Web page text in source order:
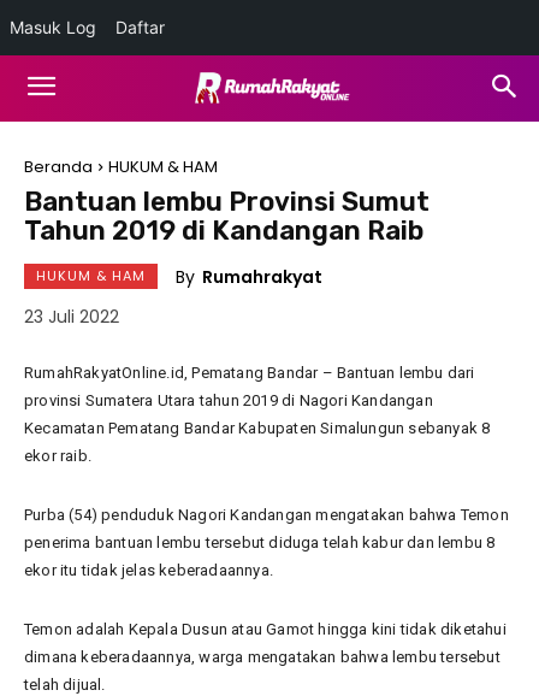
Beranda HUKUM & HAM
Bantuan lembu Provinsi Sumut
Tahun 2019 di Kandangan Raib
HUKUM & HAM By Rumahrakyat
23 Juli 2022
RumahRakyatOnline.id, Pematang Bandar – Bantuan lembu dari
provinsi Sumatera Utara tahun 2019 di Nagori Kandangan
Kecamatan Pematang Bandar Kabupaten Simalungun sebanyak 8
ekor raib.
Purba (54) penduduk Nagori Kandangan mengatakan bahwa Temon
penerima bantuan lembu tersebut diduga telah kabur dan lembu 8
ekor itu tidak jelas keberadaannya.
Temon adalah Kepala Dusun atau Gamot hingga kini tidak diketahui
dimana keberadaannya, warga mengatakan bahwa lembu tersebut
telah dijual.
Masuk Log Daftar